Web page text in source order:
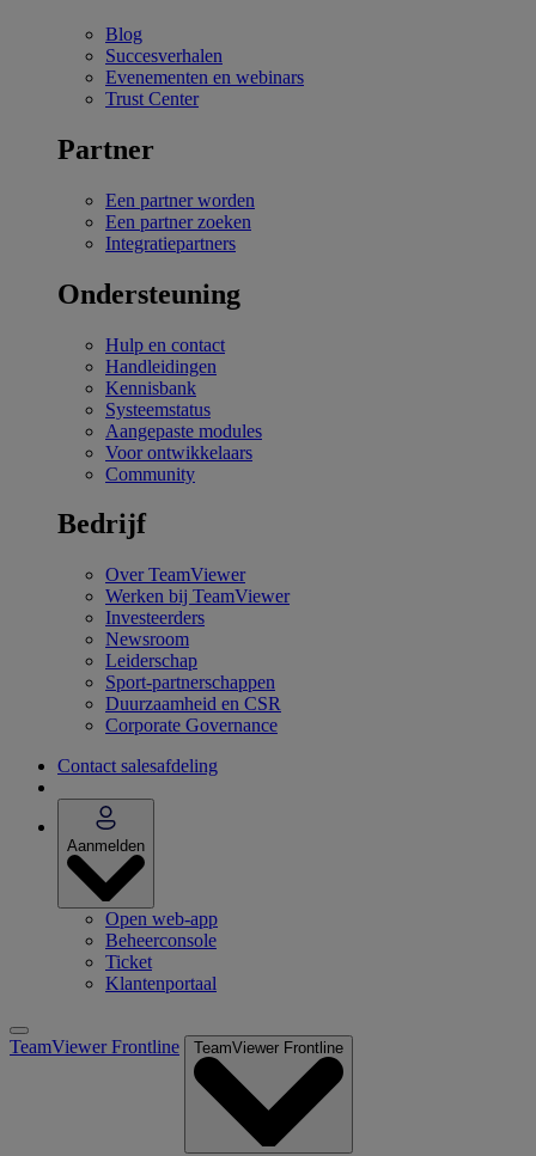
Blog
Succesverhalen
Evenementen en webinars
Trust Center
Partner
Een partner worden
Een partner zoeken
Integratiepartners
Ondersteuning
Hulp en contact
Handleidingen
Kennisbank
Systeemstatus
Aangepaste modules
Voor ontwikkelaars
Community
Bedrijf
Over TeamViewer
Werken bij TeamViewer
Investeerders
Newsroom
Leiderschap
Sport-partnerschappen
Duurzaamheid en CSR
Corporate Governance
Contact salesafdeling
Aanmelden
Open web-app
Beheerconsole
Ticket
Klantenportaal
TeamViewer Frontline TeamViewer Frontline